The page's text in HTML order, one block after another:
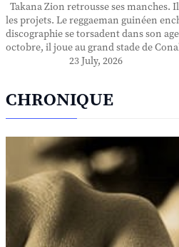
Takana Zion retrousse ses manches.
les projets. Le reggaeman guinéen
discographie se torsadent dans son
octobre, il joue au grand stade de
23 July, 2026
CHRONIQUE